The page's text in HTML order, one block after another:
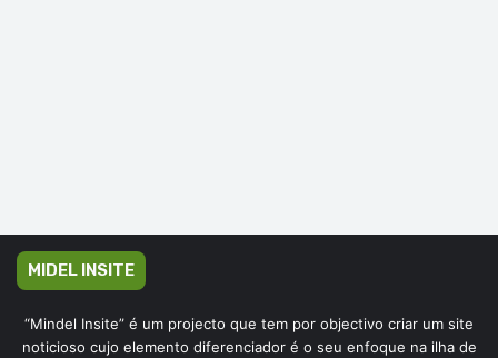
MIDEL INSITE
“Mindel Insite” é um projecto que tem por objectivo criar um site
noticioso cujo elemento diferenciador é o seu enfoque na ilha de